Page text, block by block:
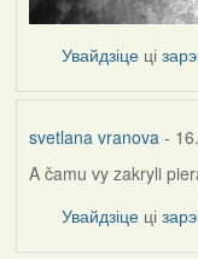
Увайдзіце ці
svetlana vranova -
A čamu vy zakryli
Увайдзіце ці